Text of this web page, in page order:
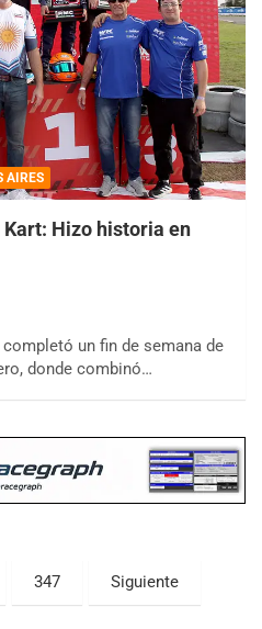
AIRES
Kart: Hizo historia en
completó un fin de semana de
donde combinó…
347 Siguiente